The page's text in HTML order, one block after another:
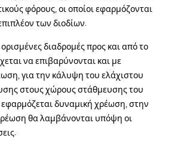
φόρους, οι οποίοι εφαρμόζονται
των διοδίων.
διαδρομές προς και από το
να επιβαρύνονται και με
για την κάλυψη του ελάχιστου
στους χώρους στάθμευσης του
δυναμική χρέωση, στην
θα λαμβάνονται υπόψη οι